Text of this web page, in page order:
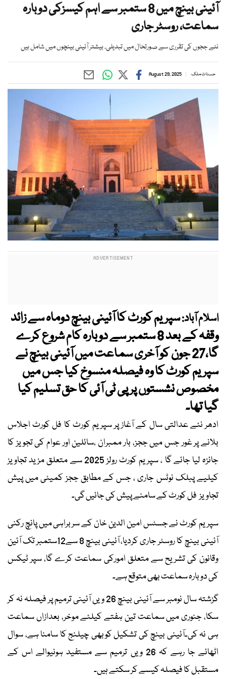
آئینی بینچ میں 8 ستمبر سے اہم کیسزکی دوبارہ
سماعت، روسٹر جاری
نئے ججوں کی تقرری سے صورتحال میں تبدیلی، بیشتر آئینی بینچوں میں شامل ہیں
حسنات ملک August 29, 2025
اسلام آباد:سپریم کورٹ کا آئینی بینچ دوماہ سے زائد
وقفہ کے بعد 8 ستمبر سے دوبارہ کام شروع کرے
گا،27 جون کو آخری سماعت میں آئینی بینچ نے
سپریم کورٹ کا وہ فیصلہ منسوخ کیا جس میں
مخصوص نشستوں پر پی ٹی آئی کا حق تسلیم کیا
گیا تھا۔
ادھر نئے عدالتی سال کے آغاز پر سپریم کورٹ کا فل کورٹ اجلاس
بلانے پر غور جس میں ججز، بار ممبران ،سائلین اور عوام کی تجویز کا
جائزہ لیا جائے گا ، سپریم کورٹ رولز 2025 سے متعلق مزید تجاویز
کیلیے پبلک نوٹس جاری ، جس کے مطابق ججز کمیٹی میں پیش
تجاویز فل کورٹ کے سامنے پیش کی جائیں گی۔
سپریم کورٹ نے جسٹس امین الدین خان کے سربراہی میں پانچ رکنی
آئینی بینچ کا روسٹر جاری کردیا، آئینی بینچ 8 سے12ستمبر تک آئین
وقانون کی تشریح سے متعلق امورکی سماعت کرے گا، سپر ٹیکس
کی دوبارہ سماعت بھی متوقع ہے۔
گزشتہ سال نومبر سے آئینی بینچ 26 ویں آئینی ترمیم پر فیصلہ نہ کر
سکا، جنوری میں سماعت تین ہفتے کیلئے موخر، بعدازاں سماعت
ہی نہ کی۔آئینی بینچ کی تشکیل کوبھی چیلنج کا سامنا ہے، سوال
اٹھائے جا رہے کہ 26 ویں ترمیم سے مستفید ہونیوالے اس کے
مستقبل کا فیصلہ کیسے کر سکتے ہیں۔